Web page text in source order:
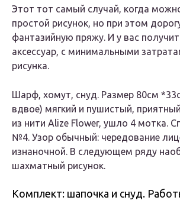
Этот тот самый случай, когда
простой рисунок, но при этом
фантазийную пряжу. И у вас
аксессуар, с минимальными
рисунка.
Шарф, хомут, снуд. Размер 80см
вдвое) мягкий и пушистый,
из нити Alize Flower, ушло 4 мотка.
№4. Узор обычный: чередование
изнаночной. В следующем ряду
шахматный рисунок.
Комплект: шапочка и снуд.